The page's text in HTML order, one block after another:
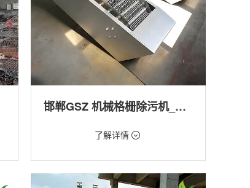
邯郸GSZ 机械格栅除污机_污水处理拦截设备_型号参数 | 工作原理 | 适用场景详解
价格：1800元/台
机
用途：泵站,污水处理,渠道,河道,化工,纺织,给
了解详情